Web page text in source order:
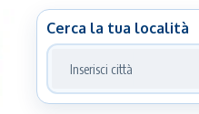
Cerca la tua località